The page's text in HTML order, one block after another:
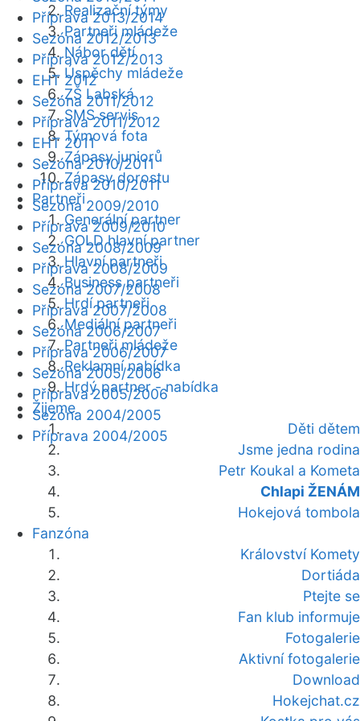
Realizační týmy
Partneři mládeže
Nábor dětí
Úspěchy mládeže
ZŠ Labská
SMS servis
Týmová fota
Zápasy juniorů
Zápasy dorostu
Partneři
Generální partner
GOLD hlavní partner
Hlavní partneři
Business partneři
Hrdí partneři
Mediální partneři
Partneři mládeže
Reklamní nabídka
Hrdý partner - nabídka
Žijeme
Děti dětem
Jsme jedna rodina
Petr Koukal a Kometa
Chlapi ŽENÁM
Hokejová tombola
Fanzóna
Království Komety
Dortiáda
Ptejte se
Fan klub informuje
Fotogalerie
Aktivní fotogalerie
Download
Hokejchat.cz
Příprava 2013/2014
Sezóna 2012/2013
Příprava 2012/2013
EHT 2012
Sezóna 2011/2012
Příprava 2011/2012
EHT 2011
Sezóna 2010/2011
Příprava 2010/2011
Sezóna 2009/2010
Příprava 2009/2010
Sezóna 2008/2009
Příprava 2008/2009
Sezóna 2007/2008
Příprava 2007/2008
Sezóna 2006/2007
Příprava 2006/2007
Sezóna 2005/2006
Příprava 2005/2006
Sezóna 2004/2005
Příprava 2004/2005